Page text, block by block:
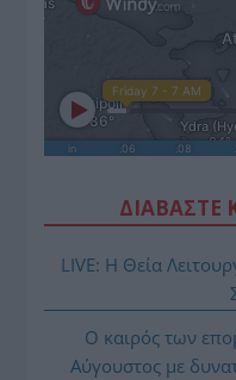
ΔΙΑΒΑΣΤΕ
LIVE: Η Θεία
Ο καιρός των
Αύγουστος με